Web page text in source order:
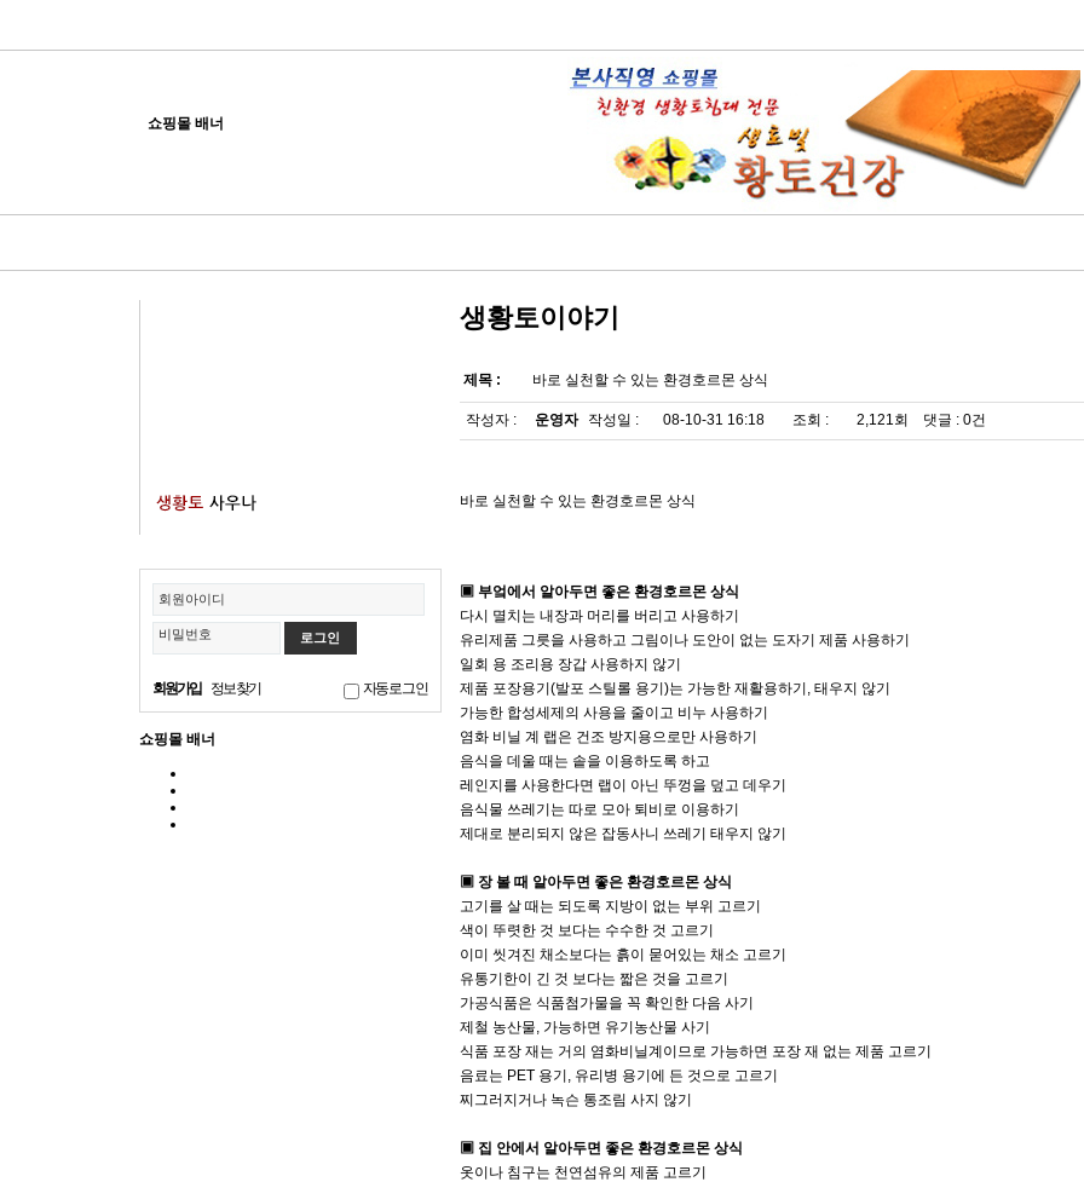
쇼핑몰 배너
회원아이디
비밀번호
회원가입 정보찾기 자동로그인
쇼핑몰 배너
생황토이야기
제목 : 바로 실천할 수 있는 환경호르몬 상식
작성자 : 운영자 작성일 : 08-10-31 16:18 조회 : 2,121회 댓글 : 0건
바로 실천할 수 있는 환경호르몬 상식
▣ 부엌에서 알아두면 좋은 환경호르몬 상식
다시 멸치는 내장과 머리를 버리고 사용하기
유리제품 그릇을 사용하고 그림이나 도안이 없는 도자기 제품 사용하기
일회 용 조리용 장갑 사용하지 않기
제품 포장용기(발포 스틸롤 용기)는 가능한 재활용하기, 태우지 않기
가능한 합성세제의 사용을 줄이고 비누 사용하기
염화 비닐 계 랩은 건조 방지용으로만 사용하기
음식을 데울 때는 솥을 이용하도록 하고
레인지를 사용한다면 랩이 아닌 뚜껑을 덮고 데우기
음식물 쓰레기는 따로 모아 퇴비로 이용하기
제대로 분리되지 않은 잡동사니 쓰레기 태우지 않기
▣ 장 볼 때 알아두면 좋은 환경호르몬 상식
고기를 살 때는 되도록 지방이 없는 부위 고르기
색이 뚜렷한 것 보다는 수수한 것 고르기
이미 씻겨진 채소보다는 흙이 묻어있는 채소 고르기
유통기한이 긴 것 보다는 짧은 것을 고르기
가공식품은 식품첨가물을 꼭 확인한 다음 사기
제철 농산물, 가능하면 유기농산물 사기
식품 포장 재는 거의 염화비닐계이므로 가능하면 포장 재 없는 제품 고르기
음료는 PET 용기, 유리병 용기에 든 것으로 고르기
찌그러지거나 녹슨 통조림 사지 않기
▣ 집 안에서 알아두면 좋은 환경호르몬 상식
옷이나 침구는 천연섬유의 제품 고르기